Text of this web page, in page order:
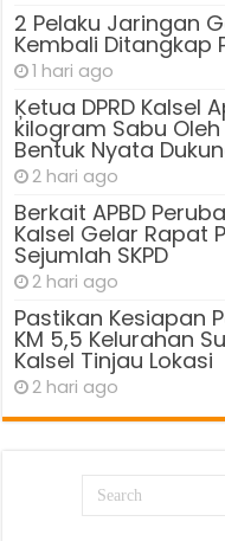
2 Pelaku Jaringan
Kembali Ditangkap
1 hari ago
Ķetua DPRD Kalsel
kilogram Sabu Oleh
Bentuk Nyata
2 hari ago
Berkait APBD
Kalsel Gelar Rapat
Sejumlah SKPD
2 hari ago
Pastikan Kesiapan
KM 5,5 Kelurahan
Kalsel Tinjau Lokasi
2 hari ago